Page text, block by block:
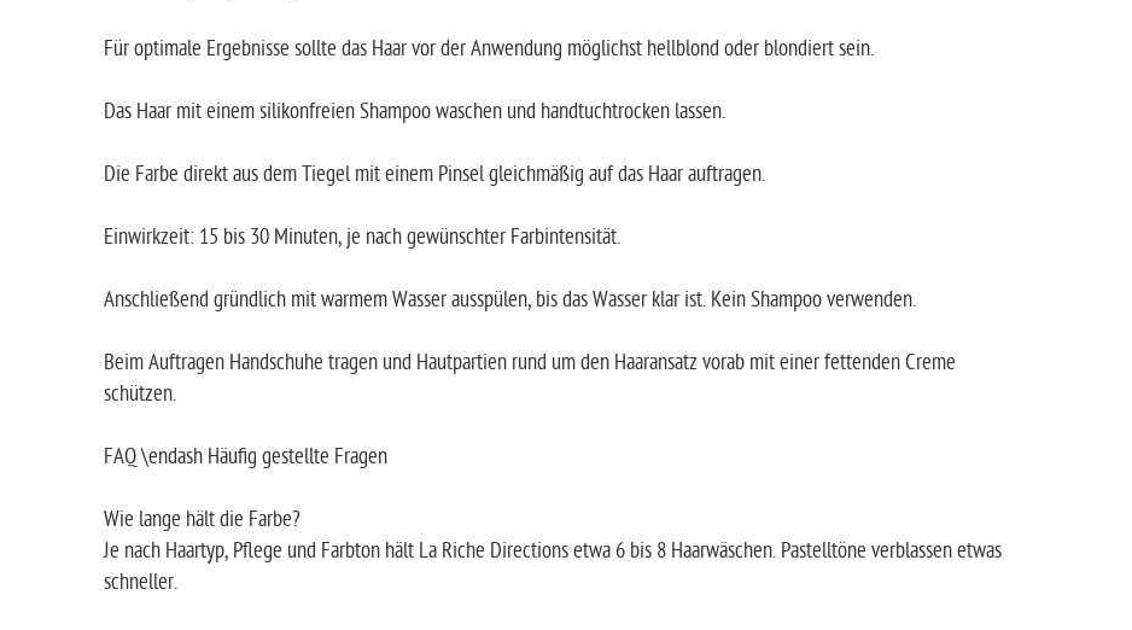
Für optimale Ergebnisse sollte das Haar vor der Anwendung möglichst hellblond oder blondiert sein.
Das Haar mit einem silikonfreien Shampoo waschen und handtuchtrocken lassen.
Die Farbe direkt aus dem Tiegel mit einem Pinsel gleichmäßig auf das Haar auftragen.
Einwirkzeit: 15 bis 30 Minuten, je nach gewünschter Farbintensität.
Anschließend gründlich mit warmem Wasser ausspülen, bis das Wasser klar ist. Kein Shampoo verwenden.
Beim Auftragen Handschuhe tragen und Hautpartien rund um den Haaransatz vorab mit einer fettenden Creme
schützen.
FAQ \endash Häufig gestellte Fragen
Wie lange hält die Farbe?
Je nach Haartyp, Pflege und Farbton hält La Riche Directions etwa 6 bis 8 Haarwäschen. Pastelltöne verblassen etwas
schneller.